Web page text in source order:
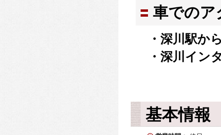
車でのア
・深川駅か
・深川イン
基本情報